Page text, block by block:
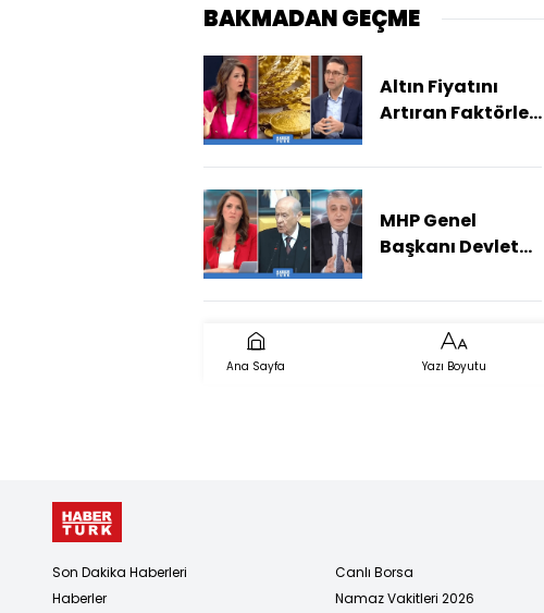
BAKMADAN GEÇME
Altın Fiyatını
Artıran Faktörler
MHP Genel
Başkanı Devlet
SDG/YPG
Okunmalı?
Ana Sayfa Yazı Boyutu
Son Dakika Haberleri
Haberler
Canlı Borsa
Namaz Vakitleri 2026